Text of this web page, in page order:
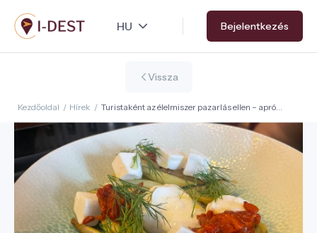
Ugrás
a
tartalomra
Bejelentkezés
Vissza
Kezdőoldal / Hírek / Turistaként az élelmiszer pazarlás ellen – apró
döntések, nagy hatás